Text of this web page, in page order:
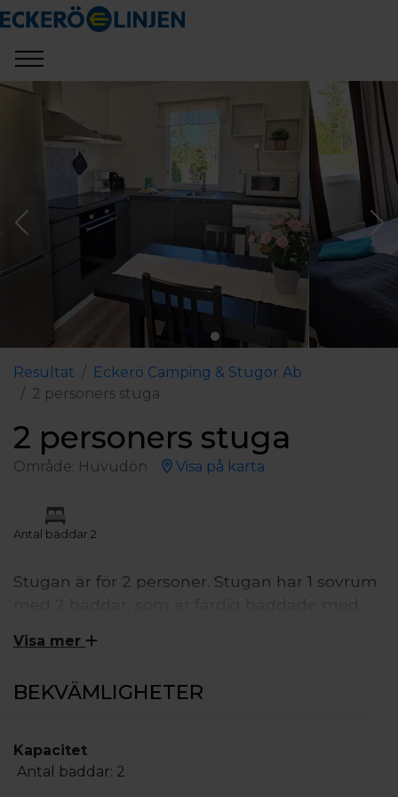
Resultat
Eckerö Camping & Stugor Ab
2 personers stuga
2 personers stuga
Område: Huvudön Visa på karta
Antal bäddar 2
Stugan är för 2 personer. Stugan har 1 sovrum
bäddsoffa, Tv, matbord med stolar. Kök med
kyl/frys, spis, kaffekokare, vattenkokare,
utemöbler.
Slutstädning ingår.
Visa mer
BEKVÄMLIGHETER
Kapacitet
Antal bäddar: 2